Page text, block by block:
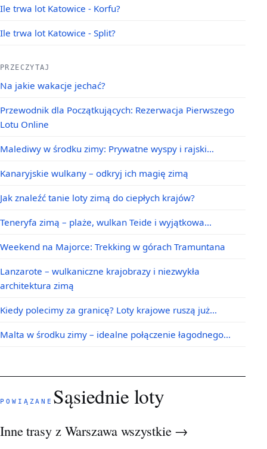
Ile trwa lot Katowice - Korfu?
Ile trwa lot Katowice - Split?
PRZECZYTAJ
Na jakie wakacje jechać?
Przewodnik dla Początkujących: Rezerwacja Pierwszego
Lotu Online
Malediwy w środku zimy: Prywatne wyspy i rajski…
Kanaryjskie wulkany – odkryj ich magię zimą
Jak znaleźć tanie loty zimą do ciepłych krajów?
Teneryfa zimą – plaże, wulkan Teide i wyjątkowa…
Weekend na Majorce: Trekking w górach Tramuntana
Lanzarote – wulkaniczne krajobrazy i niezwykła
architektura zimą
Kiedy polecimy za granicę? Loty krajowe ruszą już…
Malta w środku zimy – idealne połączenie łagodnego…
POWIĄZANE Sąsiednie loty
Inne trasy z Warszawa wszystkie →